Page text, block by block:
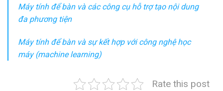
Máy tính để bàn và các công cụ hỗ trợ tạo nội dung
đa phương tiện
Máy tính để bàn và sự kết hợp với công nghệ học
máy (machine learning)
Rate this post